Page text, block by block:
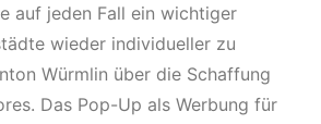
auf jeden Fall ein wichtiger
wieder individueller zu
Würmlin über die Schaffung
Das Pop-Up als Werbung für